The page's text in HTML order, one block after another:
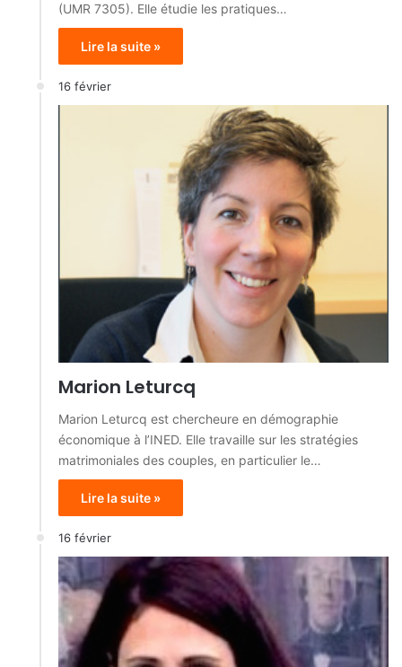
(UMR 7305). Elle étudie les pratiques…
Lire la suite »
16 février
Marion Leturcq
Marion Leturcq est chercheure en démographie
économique à l’INED. Elle travaille sur les stratégies
matrimoniales des couples, en particulier le…
Lire la suite »
16 février